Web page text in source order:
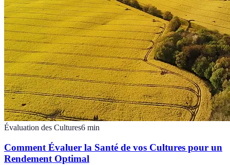
Évaluation des Cultures6 min
Comment Évaluer la Santé de vos Cultures pour un
Rendement Optimal